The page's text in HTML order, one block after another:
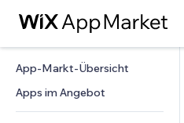
App-Markt-Übersicht
Apps im Angebot